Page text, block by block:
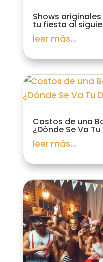
Shows
tu fiesta al
leer más...
Costos de una
¿Dónde Se Va
leer más...